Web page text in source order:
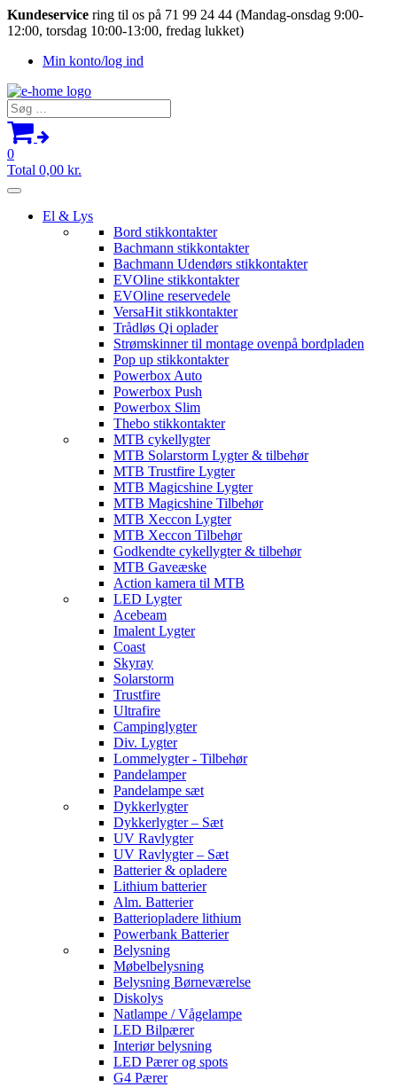
Kundeservice ring til os på 71 99 24 44 (Mandag-onsdag 9:00-
12:00, torsdag 10:00-13:00, fredag lukket)
Min konto/log ind
Søg
efter:
0
Total 0,00 kr.
El & Lys
Bord stikkontakter
Bachmann stikkontakter
Bachmann Udendørs stikkontakter
EVOline stikkontakter
EVOline reservedele
VersaHit stikkontakter
Trådløs Qi oplader
Strømskinner til montage ovenpå bordpladen
Pop up stikkontakter
Powerbox Auto
Powerbox Push
Powerbox Slim
Thebo stikkontakter
MTB cykellygter
MTB Solarstorm Lygter & tilbehør
MTB Trustfire Lygter
MTB Magicshine Lygter
MTB Magicshine Tilbehør
MTB Xeccon Lygter
MTB Xeccon Tilbehør
Godkendte cykellygter & tilbehør
MTB Gaveæske
Action kamera til MTB
LED Lygter
Acebeam
Imalent Lygter
Coast
Skyray
Solarstorm
Trustfire
Ultrafire
Campinglygter
Div. Lygter
Lommelygter - Tilbehør
Pandelamper
Pandelampe sæt
Dykkerlygter
Dykkerlygter – Sæt
UV Ravlygter
UV Ravlygter – Sæt
Batterier & opladere
Lithium batterier
Alm. Batterier
Batteriopladere lithium
Powerbank Batterier
Belysning
Møbelbelysning
Belysning Børneværelse
Diskolys
Natlampe / Vågelampe
LED Bilpærer
Interiør belysning
LED Pærer og spots
G4 Pærer